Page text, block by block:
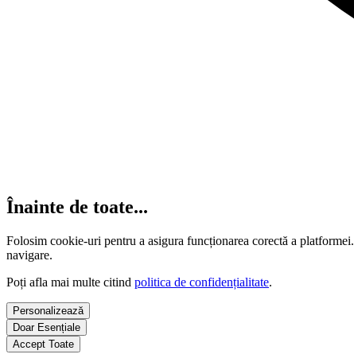
Înainte de toate...
Folosim cookie-uri pentru a asigura funcționarea corectă a
navigare.
Poți afla mai multe citind politica de confidențialitate.
Personalizează
Doar Esențiale
Accept Toate